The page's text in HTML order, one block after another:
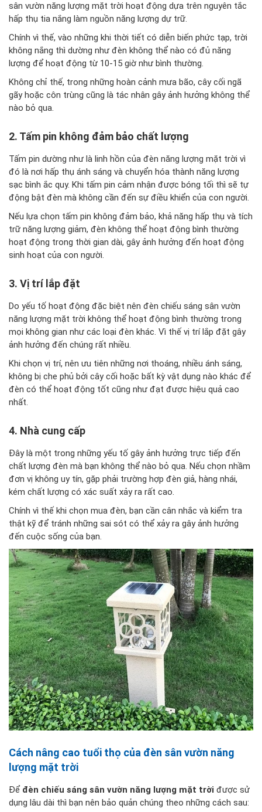
sân vườn năng lượng mặt trời hoạt động dựa trên nguyên tắc
hấp thụ tia nắng làm nguồn năng lượng dự trữ.
Chính vì thế, vào những khi thời tiết có diễn biến phức tạp, trời
không nắng thì dường như đèn không thể nào có đủ năng
lượng để hoạt động từ 10-15 giờ như bình thường.
Không chỉ thế, trong những hoàn cảnh mưa bão, cây cối ngã
gãy hoặc côn trùng cũng là tác nhân gây ảnh hưởng không thể
nào bỏ qua.
2. Tấm pin không đảm bảo chất lượng
Tấm pin dường như là linh hồn của đèn năng lượng mặt trời vì
đó là nơi hấp thụ ánh sáng và chuyển hóa thành năng lượng
sạc bình ắc quy. Khi tấm pin cảm nhận được bóng tối thì sẽ tự
động bật đèn mà không cần đến sự điều khiển của con người.
Nếu lựa chọn tấm pin không đảm bảo, khả năng hấp thụ và tích
trữ năng lượng giảm, đèn không thể hoạt động bình thường
hoạt động trong thời gian dài, gây ảnh hưởng đến hoạt động
sinh hoạt của con người.
3. Vị trí lắp đặt
Do yếu tố hoạt động đặc biệt nên đèn chiếu sáng sân vườn
năng lượng mặt trời không thể hoạt động bình thường trong
mọi không gian như các loại đèn khác. Vì thế vị trí lắp đặt gây
ảnh hưởng đến chúng rất nhiều.
Khi chọn vị trí, nên ưu tiên những nơi thoáng, nhiều ánh sáng,
không bị che phủ bởi cây cối hoặc bất kỳ vật dụng nào khác để
đèn có thể hoạt động tốt cũng như đạt được hiệu quả cao
nhất.
4. Nhà cung cấp
Đây là một trong những yếu tố gây ảnh hưởng trực tiếp đến
chất lượng đèn mà bạn không thể nào bỏ qua. Nếu chọn nhầm
đơn vị không uy tín, gặp phải trường hợp đèn giả, hàng nhái,
kém chất lượng có xác suất xảy ra rất cao.
Chính vì thế khi chọn mua đèn, bạn cần cân nhắc và kiểm tra
thật kỹ để tránh những sai sót có thể xảy ra gây ảnh hưởng
đến cuộc sống của bạn.
Cách nâng cao tuổi thọ của đèn sân vườn năng
lượng mặt trời
Để đèn chiếu sáng sân vườn năng lượng mặt trời được sử
dụng lâu dài thì bạn nên bảo quản chúng theo những cách sau: